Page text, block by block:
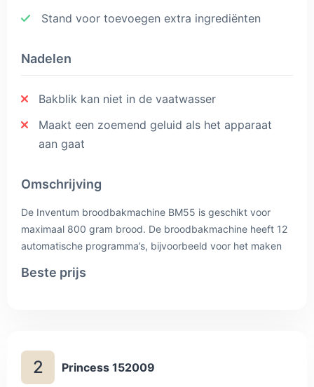
Stand voor toevoegen extra ingrediënten
Nadelen
Bakblik kan niet in de vaatwasser
Maakt een zoemend geluid als het apparaat
aan gaat
Omschrijving
De Inventum broodbakmachine BM55 is geschikt voor
maximaal 800 gram brood. De broodbakmachine heeft 12
automatische programma’s, bijvoorbeeld voor het maken
bakblik, stel het juiste programma in en laat de
gebakken brood.
Beste prijs
2 Princess 152009